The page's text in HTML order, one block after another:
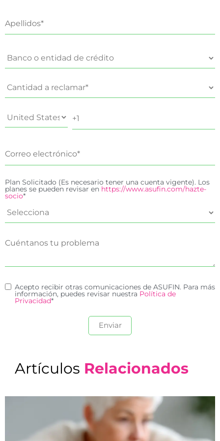
Plan Solicitado (Es necesario tener una cuenta vigente). Los
planes se pueden revisar en https://www.asufin.com/hazte-
socio*
Acepto recibir otras comunicaciones de ASUFIN. Para más
información, puedes revisar nuestra Política de
Privacidad*
Artículos Relacionados